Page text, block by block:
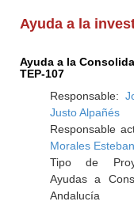
Ayuda a la
Ayuda a la
TEP-107
Responsable:
Justo Alpañés
Responsable
Morales Esteban
Tipo de
Ayudas a
Andalucía